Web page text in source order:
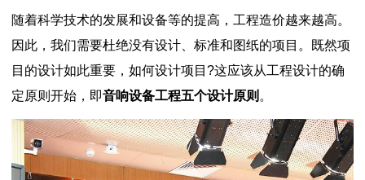
随着科学技术的发展和设备等的提高，工程造价越来越高。
因此，我们需要杜绝没有设计、标准和图纸的项目。既然项
目的设计如此重要，如何设计项目?这应该从工程设计的确
定原则开始，即音响设备工程五个设计原则 。